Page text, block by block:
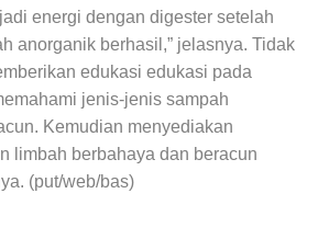
energi dengan digester setelah
anorganik berhasil,” jelasnya. Tidak
edukasi edukasi pada
jenis-jenis sampah
Kemudian menyediakan
limbah berbahaya dan beracun
(put/web/bas)